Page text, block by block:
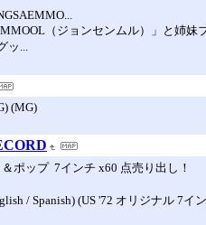
（ジョンセンムル）」と姉妹
ッ...
(MG)
ポップ 7インチ x60 点売り出し！
/ Spanish) (US '72 オリジナル 7